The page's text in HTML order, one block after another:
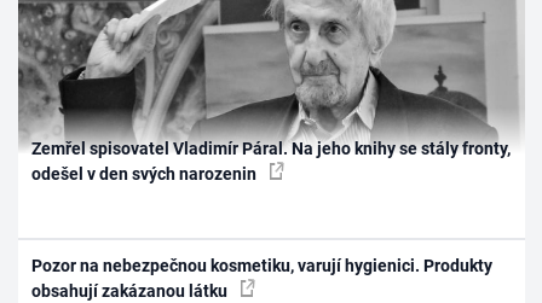
Zemřel spisovatel Vladimír Páral. Na jeho knihy se stály fronty,
odešel v den svých narozenin
Pozor na nebezpečnou kosmetiku, varují hygienici. Produkty
obsahují zakázanou látku